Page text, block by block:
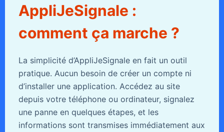
AppliJeSignale :
comment ça marche ?
La simplicité d’AppliJeSignale en fait un outil
pratique. Aucun besoin de créer un compte ni
d’installer une application. Accédez au site
depuis votre téléphone ou ordinateur, signalez
une panne en quelques étapes, et les
informations sont transmises immédiatement aux